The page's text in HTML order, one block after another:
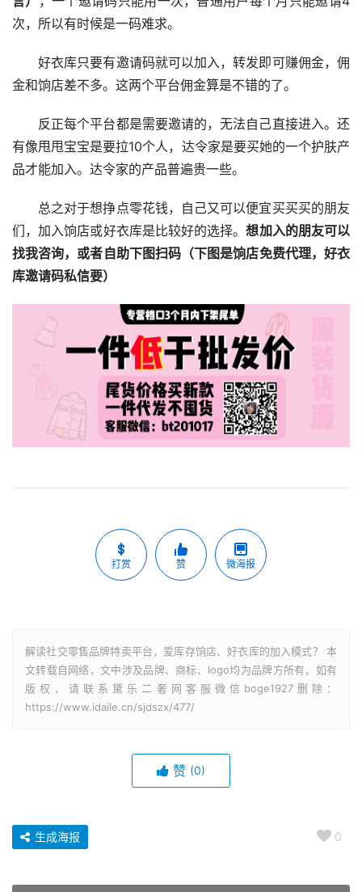
次，所以有时候是一码难求。
好衣库只要有邀请码就可以加入，转发即可赚佣金，佣
金和饷店差不多。这两个平台佣金算是不错的了。
反正每个平台都是需要邀请的，无法自己直接进入。还
有像甩甩宝宝是要拉10个人，达令家是要买她的一个护肤产
品才能加入。达令家的产品普遍贵一些。
总之对于想挣点零花钱，自己又可以便宜买买买的朋友
们，加入饷店或好衣库是比较好的选择。想加入的朋友可以
找我咨询，或者自助下图扫码（下图是饷店免费代理，好衣
库邀请码私信要）
打赏 赞 微海报
解读社交零售品牌特卖平台，爱库存饷店、好衣库的加入模式？ 本
文转载自网络，文中涉及品牌、商标、logo均为品牌方所有，如有
版权，请联系黛乐二奢网客服微信boge1927删除：
https://www.idaile.cn/sjdszx/477/
赞 (0)
0
生成海报